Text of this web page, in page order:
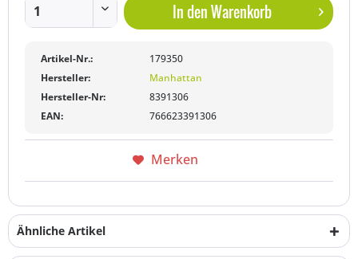
In denWarenkorb
Artikel-Nr.:
179350
Hersteller:
Manhattan
Hersteller-Nr:
8391306
EAN:
766623391306
Merken
Ähnliche Artikel